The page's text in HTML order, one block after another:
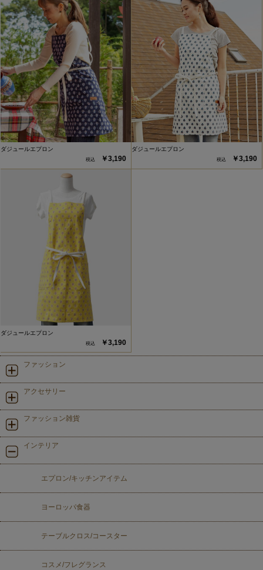
ダジュールエプロン
￥3,190
ダジュールエプロン
￥3,190
ダジュールエプロン
￥3,190
ファッション
アクセサリー
ファッション雑貨
インテリア
エプロン/キッチンアイテム
ヨーロッパ食器
テーブルクロス/コースター
コスメ/フレグランス